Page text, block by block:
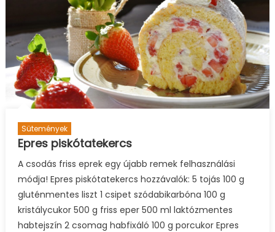
Sütemények
Epres piskótatekercs
A csodás friss eprek egy újabb remek felhasználási
módja! Epres piskótatekercs hozzávalók: 5 tojás 100 g
gluténmentes liszt 1 csipet szódabikarbóna 100 g
kristálycukor 500 g friss eper 500 ml laktózmentes
habtejszín 2 csomag habfixáló 100 g porcukor Epres